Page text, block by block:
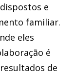
e
familiar.
eles
é
de